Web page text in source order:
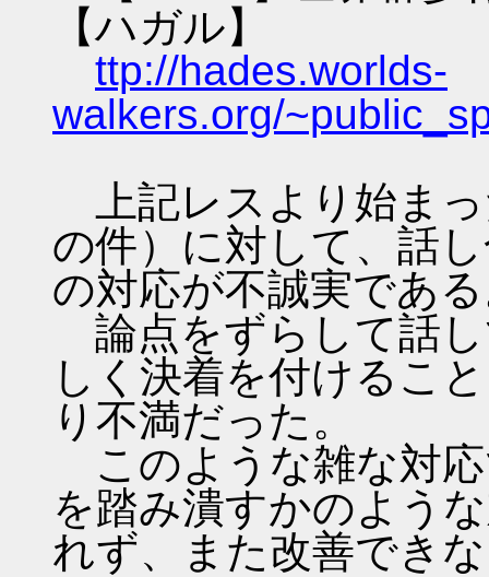
【ハガル】
ttp://hades.worlds-
walkers.org/
上記レスより始ま
の件）に対して、話
の対応が不誠実であ
論点をずらして話
しく決着を付けるこ
り不満だった。
このような雑な対
を踏み潰すかのよう
れず、また改善でき